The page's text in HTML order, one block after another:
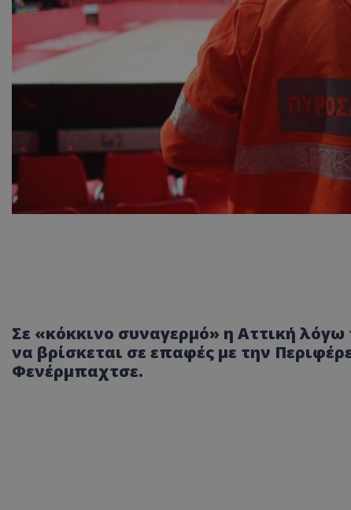
Σε «κόκκινο συναγερμό» η Αττική
να βρίσκεται σε επαφές με την
Φενέρμπαχτσε.